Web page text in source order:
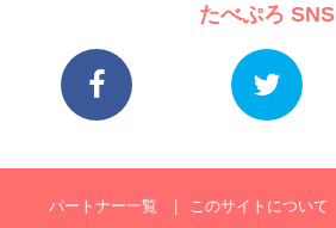
たべぷろ SNS
パートナー一覧 このサイトについて